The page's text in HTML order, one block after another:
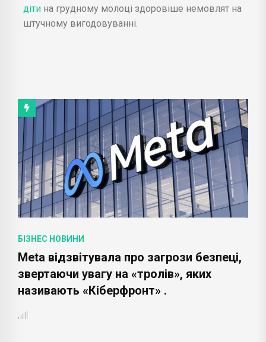
діти на грудному молоці здоровіше немовлят на
штучному вигодовуванні.
БІЗНЕС НОВИНИ
Meta відзвітувала про загрози безпеці,
звертаючи увагу на «тролів», яких
називають «Кіберфронт» .